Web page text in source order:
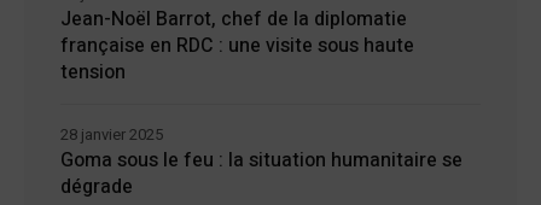
Jean-Noël Barrot, chef de la diplomatie
française en RDC : une visite sous haute
tension
Goma sous le feu : la situation humanitaire se
dégrade
28 janvier 2025